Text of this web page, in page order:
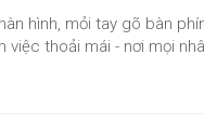
hình, mỏi tay gõ bàn
thoải mái - nơi mọi